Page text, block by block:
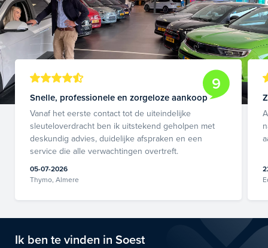
9
Snelle, professionele en zorgeloze aankoop
Vanaf het eerste contact tot de uiteindelijke
sleuteloverdracht ben ik uitstekend geholpen met
deskundig advies, duidelijke afspraken en een
service die alle verwachtingen overtreft.
05-07-2026
Thymo, Almere
Ik ben te vinden in Soest